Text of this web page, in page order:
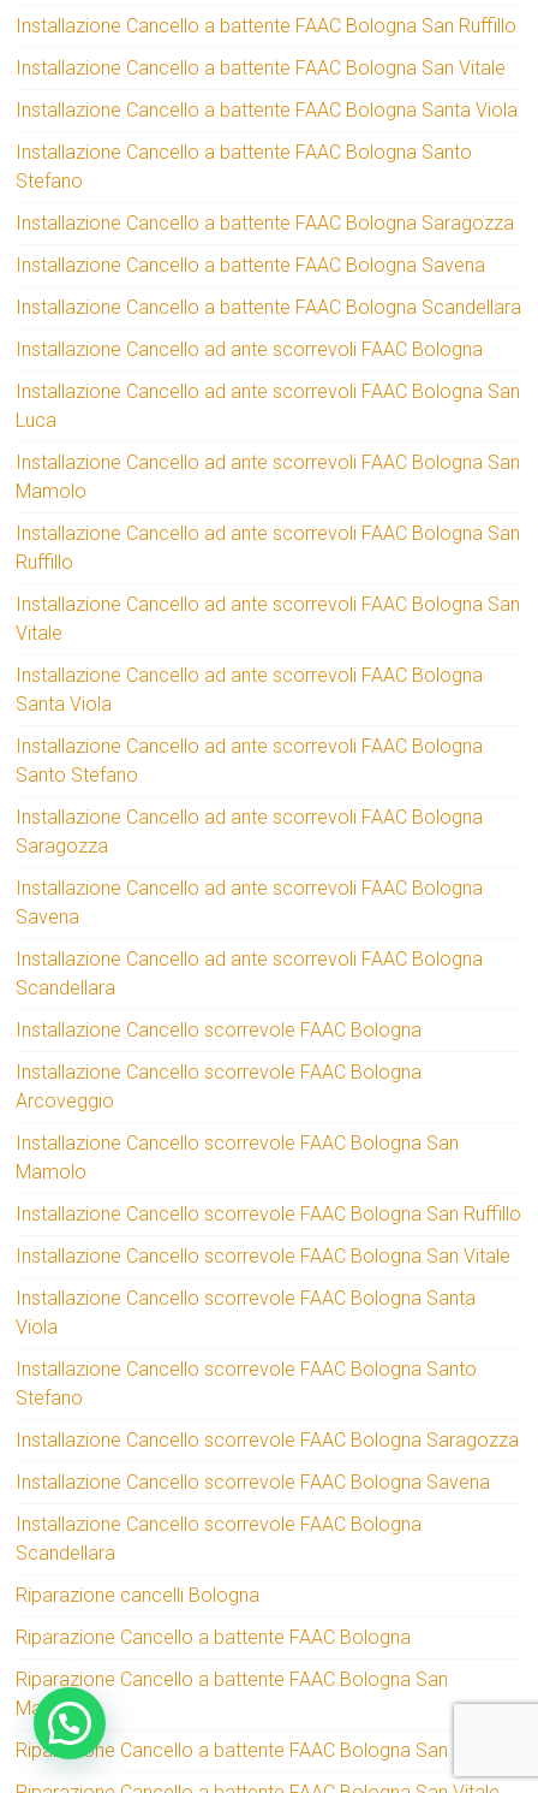
Installazione Cancello a battente FAAC Bologna San Ruffillo
Installazione Cancello a battente FAAC Bologna San Vitale
Installazione Cancello a battente FAAC Bologna Santa Viola
Installazione Cancello a battente FAAC Bologna Santo
Stefano
Installazione Cancello a battente FAAC Bologna Saragozza
Installazione Cancello a battente FAAC Bologna Savena
Installazione Cancello a battente FAAC Bologna Scandellara
Installazione Cancello ad ante scorrevoli FAAC Bologna
Installazione Cancello ad ante scorrevoli FAAC Bologna San
Luca
Installazione Cancello ad ante scorrevoli FAAC Bologna San
Mamolo
Installazione Cancello ad ante scorrevoli FAAC Bologna San
Ruffillo
Installazione Cancello ad ante scorrevoli FAAC Bologna San
Vitale
Installazione Cancello ad ante scorrevoli FAAC Bologna
Santa Viola
Installazione Cancello ad ante scorrevoli FAAC Bologna
Santo Stefano
Installazione Cancello ad ante scorrevoli FAAC Bologna
Saragozza
Installazione Cancello ad ante scorrevoli FAAC Bologna
Savena
Installazione Cancello ad ante scorrevoli FAAC Bologna
Scandellara
Installazione Cancello scorrevole FAAC Bologna
Installazione Cancello scorrevole FAAC Bologna
Arcoveggio
Installazione Cancello scorrevole FAAC Bologna San
Mamolo
Installazione Cancello scorrevole FAAC Bologna San Ruffillo
Installazione Cancello scorrevole FAAC Bologna San Vitale
Installazione Cancello scorrevole FAAC Bologna Santa
Viola
Installazione Cancello scorrevole FAAC Bologna Santo
Stefano
Installazione Cancello scorrevole FAAC Bologna Saragozza
Installazione Cancello scorrevole FAAC Bologna Savena
Installazione Cancello scorrevole FAAC Bologna
Scandellara
Riparazione cancelli Bologna
Riparazione Cancello a battente FAAC Bologna
Riparazione Cancello a battente FAAC Bologna San
Mamolo
Riparazione Cancello a battente FAAC Bologna San Ruffillo